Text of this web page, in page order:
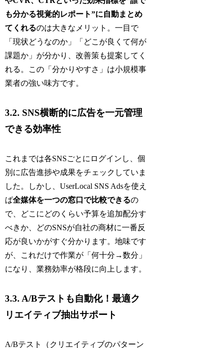
も分かる視覚的レポート”に自動まとめ
てくれるのは大きなメリット。一目で
「現状どうなのか」「どこが良くて何が
課題か」が分かり、改善策も提案してく
れる。この「分かりやすさ」は小規模事
業者の強い味方です。
3.2. SNS横断的に広告を一元管理
できる効率性
これまでは各SNSごとにログインし、個
別に広告進捗や成果をチェックしていま
した。しかし、UserLocal SNS Adsを使え
ば全媒体を一つの窓口で比較できるの
で、どこにどのくらい予算を追加配分す
べきか、どのSNSが自社の商材に一番反
応が良いかがすぐ分かります。地味です
が、これだけで作業が「何十分→数分」
になり、業務効率が格段に向上します。
3.3. A/Bテストも自動化！最適ク
リエイティブ抽出サポート
A/Bテスト（クリエイティブのパターン